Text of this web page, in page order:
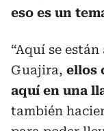
eso es un
“Aquí se
Guajira, ellos
aquí en una
también